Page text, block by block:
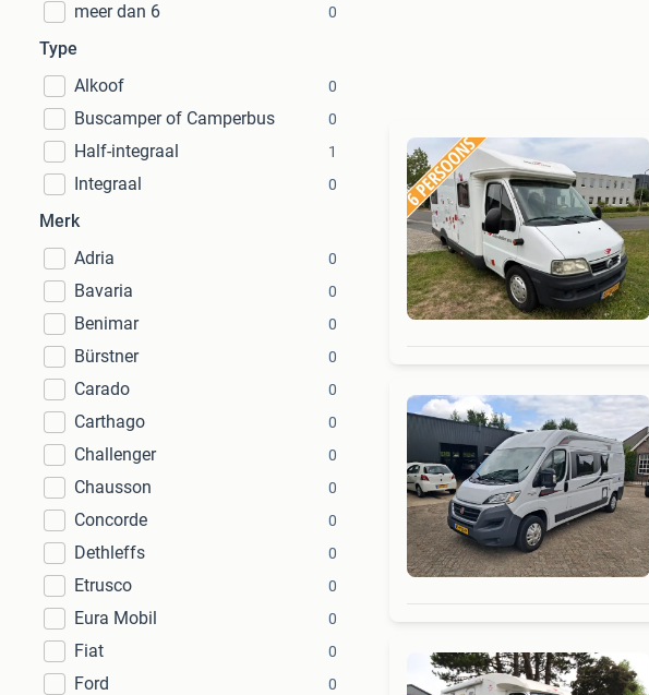
meer dan 6 0
Type
Alkoof
0
Buscamper of Camperbus 0
Half-integraal 1
Integraal 0
Merk
Adria
0
Bavaria 0
Benimar 0
Bürstner 0
Carado 0
Carthago 0
Challenger 0
Chausson 0
Concorde 0
Dethleffs 0
Etrusco 0
Eura Mobil 0
Fiat 0
Ford 0